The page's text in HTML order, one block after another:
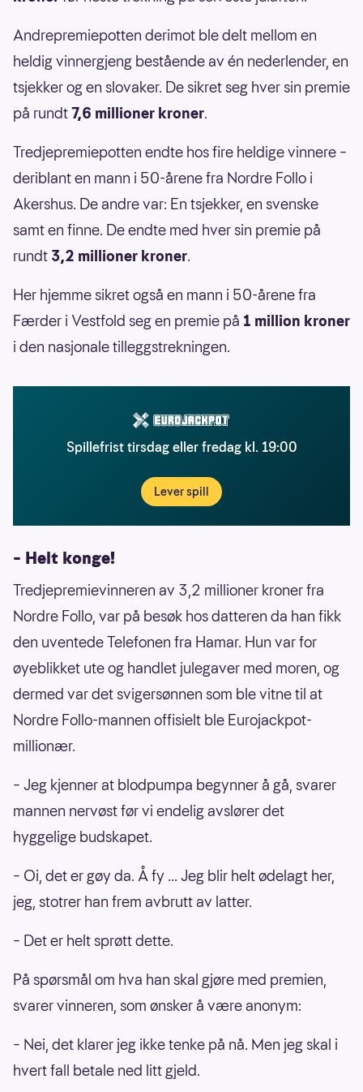
Andrepremiepotten derimot ble delt mellom en
heldig vinnergjeng bestående av én nederlender, en
tsjekker og en slovaker. De sikret seg hver sin premie
på rundt7,6 millioner kroner.
Tredjepremiepotten endte hos fire heldige vinnere –
deriblant en mann i 50-årene fra Nordre Follo i
Akershus. De andre var: En tsjekker, en svenske
samt en finne. De endte med hver sin premie på
rundt 3,2 millioner kroner.
Her hjemme sikret også en mann i 50-årene fra
Færder i Vestfold seg en premie på 1 million kroner
i den nasjonale tilleggstrekningen.
Spillefrist tirsdag eller fredag kl. 19:00
Lever spill
– Helt konge!
Tredjepremievinneren av 3,2 millioner kroner fra
Nordre Follo, var på besøk hos datteren da han fikk
den uventede Telefonen fra Hamar. Hun var for
øyeblikket ute og handlet julegaver med moren, og
dermed var det svigersønnen som ble vitne til at
Nordre Follo-mannen offisielt ble Eurojackpot-
millionær.
– Jeg kjenner at blodpumpa begynner å gå, svarer
mannen nervøst før vi endelig avslører det
hyggelige budskapet.
– Oi, det er gøy da. Å fy ... Jeg blir helt ødelagt her,
jeg, stotrer han frem avbrutt av latter.
– Det er helt sprøtt dette.
På spørsmål om hva han skal gjøre med premien,
svarer vinneren, som ønsker å være anonym:
– Nei, det klarer jeg ikke tenke på nå. Men jeg skal i
hvert fall betale ned litt gjeld.